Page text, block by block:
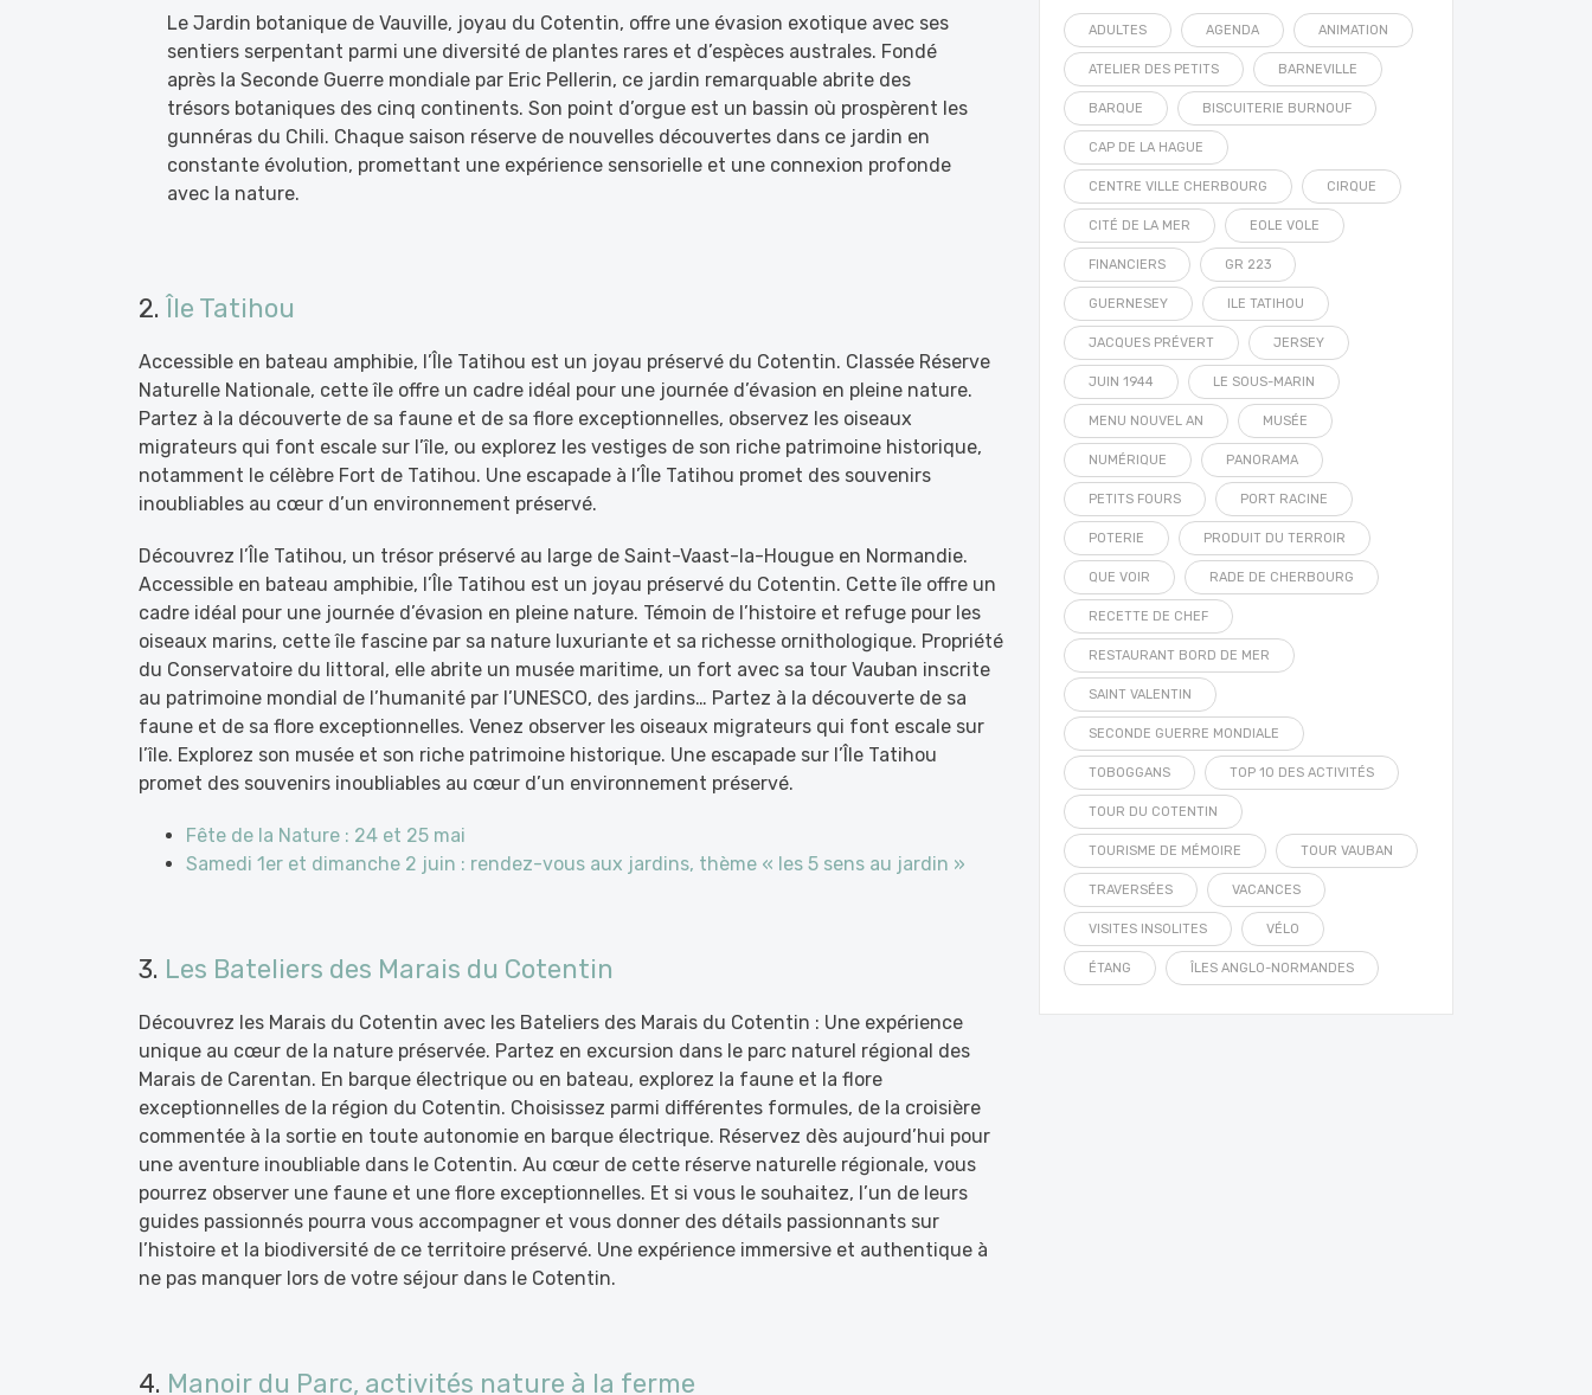
Le Jardin botanique de Vauville, joyau du Cotentin, offre une évasion exotique avec ses
sentiers serpentant parmi une diversité de plantes rares et d’espèces australes. Fondé
après la Seconde Guerre mondiale par Eric Pellerin, ce jardin remarquable abrite des
trésors botaniques des cinq continents. Son point d’orgue est un bassin où prospèrent les
gunnéras du Chili. Chaque saison réserve de nouvelles découvertes dans ce jardin en
constante évolution, promettant une expérience sensorielle et une connexion profonde
avec la nature.
2. Île Tatihou
Accessible en bateau amphibie, l’Île Tatihou est un joyau préservé du Cotentin. Classée Réserve
Naturelle Nationale, cette île offre un cadre idéal pour une journée d’évasion en pleine nature.
Partez à la découverte de sa faune et de sa flore exceptionnelles, observez les oiseaux
migrateurs qui font escale sur l’île, ou explorez les vestiges de son riche patrimoine historique,
notamment le célèbre Fort de Tatihou. Une escapade à l’Île Tatihou promet des souvenirs
inoubliables au cœur d’un environnement préservé.
Découvrez l’Île Tatihou, un trésor préservé au large de Saint-Vaast-la-Hougue en Normandie.
Accessible en bateau amphibie, l’Île Tatihou est un joyau préservé du Cotentin. Cette île offre un
cadre idéal pour une journée d’évasion en pleine nature. Témoin de l’histoire et refuge pour les
oiseaux marins, cette île fascine par sa nature luxuriante et sa richesse ornithologique. Propriété
du Conservatoire du littoral, elle abrite un musée maritime, un fort avec sa tour Vauban inscrite
au patrimoine mondial de l’humanité par l’UNESCO, des jardins… Partez à la découverte de sa
faune et de sa flore exceptionnelles. Venez observer les oiseaux migrateurs qui font escale sur
l’île. Explorez son musée et son riche patrimoine historique. Une escapade sur l’Île Tatihou
promet des souvenirs inoubliables au cœur d’un environnement préservé.
Fête de la Nature : 24 et 25 mai
Samedi 1er et dimanche 2 juin : rendez-vous aux jardins, thème « les 5 sens au jardin »
3. Les Bateliers des Marais du Cotentin
Découvrez les Marais du Cotentin avec les Bateliers des Marais du Cotentin : Une expérience
unique au cœur de la nature préservée. Partez en excursion dans le parc naturel régional des
Marais de Carentan. En barque électrique ou en bateau, explorez la faune et la flore
exceptionnelles de la région du Cotentin. Choisissez parmi différentes formules, de la croisière
commentée à la sortie en toute autonomie en barque électrique. Réservez dès aujourd’hui pour
une aventure inoubliable dans le Cotentin. Au cœur de cette réserve naturelle régionale, vous
pourrez observer une faune et une flore exceptionnelles. Et si vous le souhaitez, l’un de leurs
guides passionnés pourra vous accompagner et vous donner des détails passionnants sur
l’histoire et la biodiversité de ce territoire préservé. Une expérience immersive et authentique à
ne pas manquer lors de votre séjour dans le Cotentin.
4. Manoir du Parc, activités nature à la ferme
ADULTES AGENDA ANIMATION
ATELIER DES PETITS BARNEVILLE
BARQUE BISCUITERIE BURNOUF
CAP DE LA HAGUE
CENTRE VILLE CHERBOURG CIRQUE
CITÉ DE LA MER EOLE VOLE
FINANCIERS GR 223
GUERNESEY ILE TATIHOU
JACQUES PRÉVERT JERSEY
JUIN 1944 LE SOUS-MARIN
MENU NOUVEL AN MUSÉE
NUMÉRIQUE PANORAMA
PETITS FOURS PORT RACINE
POTERIE PRODUIT DU TERROIR
QUE VOIR RADE DE CHERBOURG
RECETTE DE CHEF
RESTAURANT BORD DE MER
SAINT VALENTIN
SECONDE GUERRE MONDIALE
TOBOGGANS TOP 10 DES ACTIVITÉS
TOUR DU COTENTIN
TOURISME DE MÉMOIRE TOUR VAUBAN
TRAVERSÉES VACANCES
VISITES INSOLITES VÉLO
ÉTANG ÎLES ANGLO-NORMANDES